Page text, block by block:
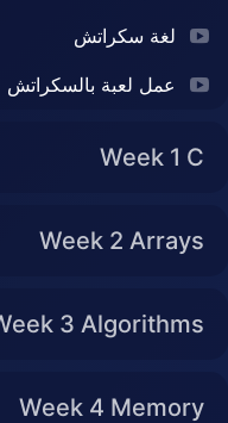
لغة سكراتش
عمل لعبة بالسكراتش
Week 1 C
Week 2 Arrays
3 Algorithms
Week 4 Memory